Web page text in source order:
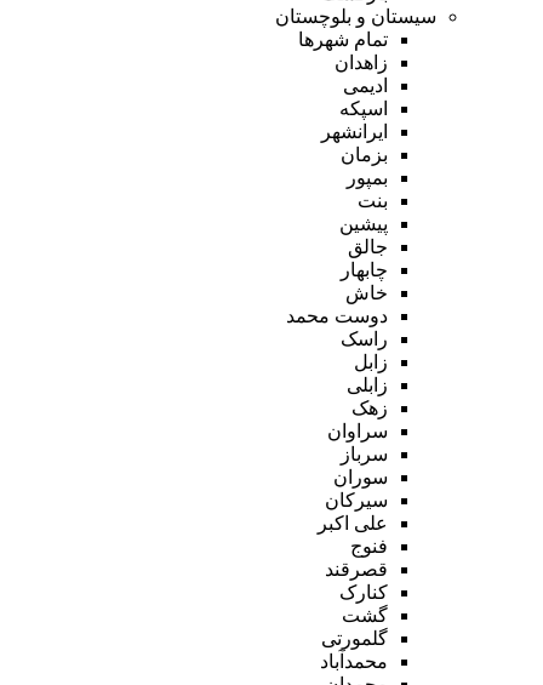
سیستان و بلوچستان
تمام شهر‌ها
زاهدان
ادیمی
اسپکه
ایرانشهر
بزمان
بمپور
بنت
پیشین
جالق
چابهار
خاش
دوست محمد
راسک
زابل
زابلی
زهک
سراوان
سرباز
سوران
سیرکان
علی اکبر
فنوج
قصرقند
کنارک
گشت
گلمورتی
محمدآباد